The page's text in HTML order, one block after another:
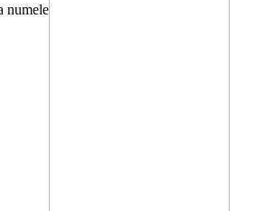
numele